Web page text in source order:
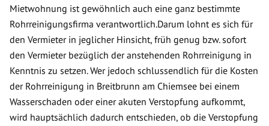
Mietwohnung ist gewöhnlich auch eine ganz bestimmte
Rohrreinigungsfirma verantwortlich.Darum lohnt es sich für
den Vermieter in jeglicher Hinsicht, früh genug bzw. sofort
den Vermieter bezüglich der anstehenden Rohrreinigung in
Kenntnis zu setzen. Wer jedoch schlussendlich für die Kosten
der Rohrreinigung in Breitbrunn am Chiemsee bei einem
Wasserschaden oder einer akuten Verstopfung aufkommt,
wird hauptsächlich dadurch entschieden, ob die Verstopfung